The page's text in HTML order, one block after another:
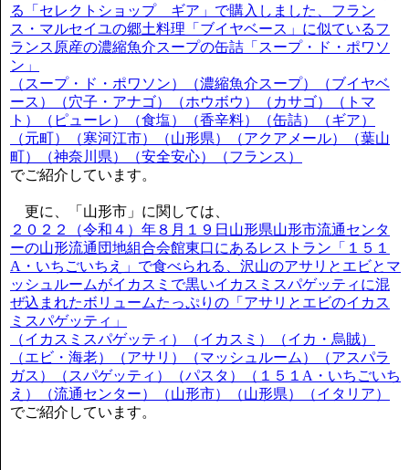
る「セレクトショップ ギア」で購入しました、フラン
ス・マルセイユの郷土料理「ブイヤベース」に似ているフ
ランス原産の濃縮魚介スープの缶詰「スープ・ド・ポワソ
ン」
（スープ・ド・ポワソン）（濃縮魚介スープ）（ブイヤベ
ース）（穴子・アナゴ）（ホウボウ）（カサゴ）（トマ
ト）（ピューレ）（食塩）（香辛料）（缶詰）（ギア）
（元町）（寒河江市）（山形県）（アクアメール）（葉山
町）（神奈川県）（安全安心）（フランス）
でご紹介しています。
更に、「山形市」に関しては、
２０２２（令和４）年８月１９日山形県山形市流通センタ
ーの山形流通団地組合会館東口にあるレストラン「１５１
A・いちごいちえ」で食べられる、沢山のアサリとエビとマ
ッシュルームがイカスミで黒いイカスミスパゲッティに混
ぜ込まれたボリュームたっぷりの「アサリとエビのイカス
ミスパゲッティ」
（イカスミスパゲッティ）（イカスミ）（イカ・烏賊）
（エビ・海老）（アサリ）（マッシュルーム）（アスパラ
ガス）（スパゲッティ）（パスタ）（１５１A・いちごいち
え）（流通センター）（山形市）（山形県）（イタリア）
でご紹介しています。